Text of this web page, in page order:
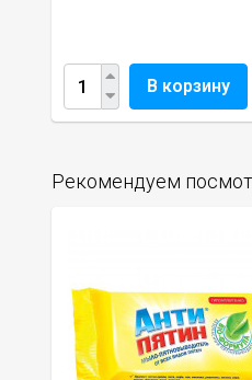
В корзину
Рекомендуем